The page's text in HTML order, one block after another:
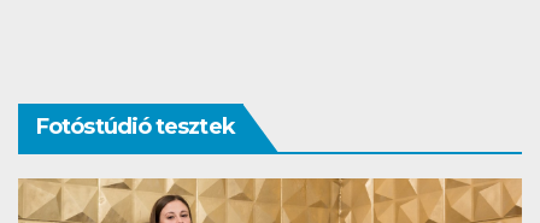
Fotóstúdió tesztek